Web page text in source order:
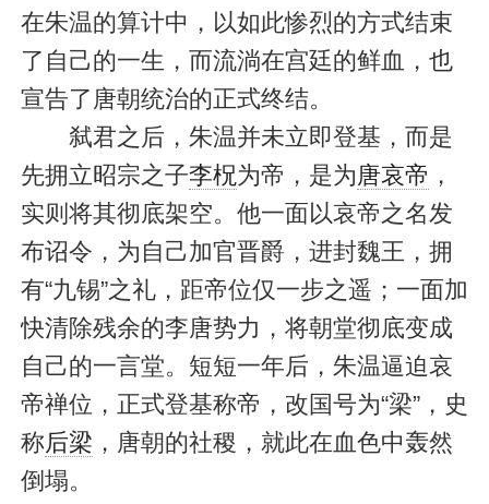
在朱温的算计中，以如此惨烈的方式结束
了自己的一生，而流淌在宫廷的鲜血，也
宣告了唐朝统治的正式终结。
弑君之后，朱温并未立即登基，而是
先拥立昭宗之子李柷为帝，是为唐哀帝 ，
实则将其彻底架空。他一面以哀帝之名发
布诏令，为自己加官晋爵，进封魏王，拥
有“九锡”之礼，距帝位仅一步之遥；一面加
快清除残余的李唐势力，将朝堂彻底变成
自己的一言堂。短短一年后，朱温逼迫哀
帝禅位，正式登基称帝，改国号为“梁”，史
称后梁 ，唐朝的社稷，就此在血色中轰然
倒塌。